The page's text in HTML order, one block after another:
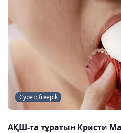
Сурет: freepik
АҚШ-та тұратын Кристи